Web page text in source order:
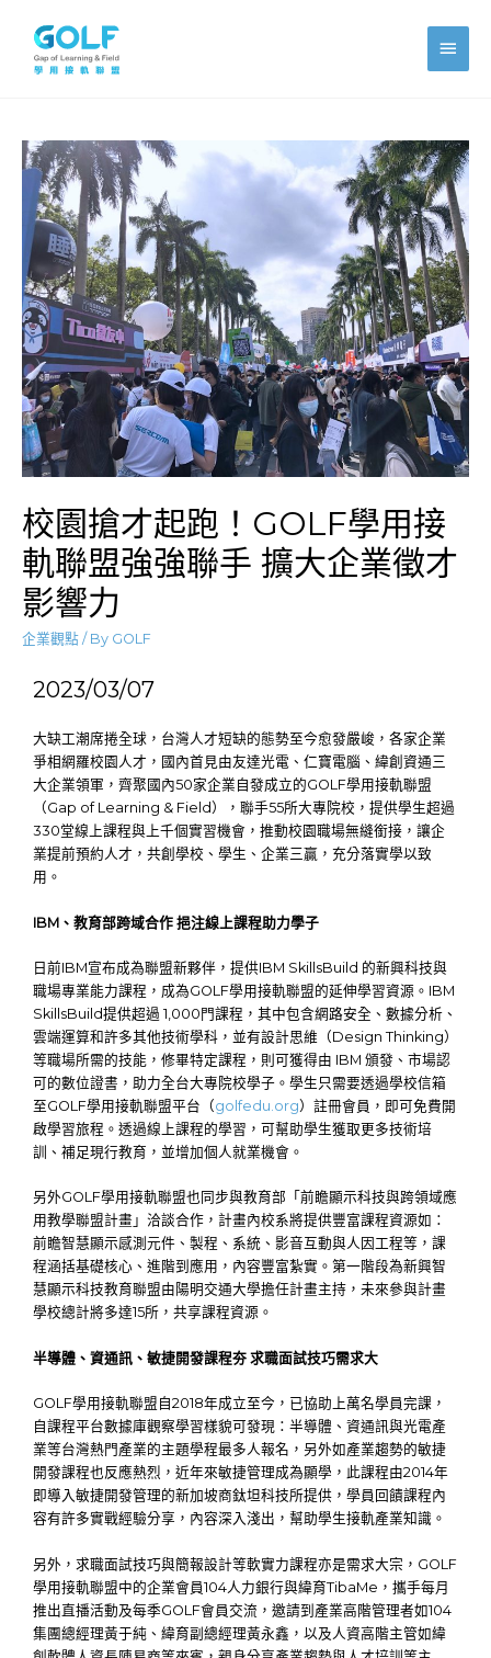
校園搶才起跑！GOLF學用接
軌聯盟強強聯手 擴大企業徵才
影響力
企業觀點/ By GOLF
2023/03/07
大缺工潮席捲全球，台灣人才短缺的態勢至今愈發嚴峻，各家企業
爭相網羅校園人才，國內首見由友達光電、仁寶電腦、緯創資通三
大企業領軍，齊聚國內50家企業自發成立的GOLF學用接軌聯盟
（Gap of Learning & Field），聯手55所大專院校，提供學生超過
330堂線上課程與上千個實習機會，推動校園職場無縫銜接，讓企
業提前預約人才，共創學校、學生、企業三贏，充分落實學以致
用。
IBM、教育部跨域合作 挹注線上課程助力學子
日前IBM宣布成為聯盟新夥伴，提供IBM SkillsBuild 的新興科技與
職場專業能力課程，成為GOLF學用接軌聯盟的延伸學習資源。IBM
SkillsBuild提供超過 1,000門課程，其中包含網路安全、數據分析、
雲端運算和許多其他技術學科，並有設計思維（Design Thinking）
等職場所需的技能，修畢特定課程，則可獲得由 IBM 頒發、市場認
可的數位證書，助力全台大專院校學子。學生只需要透過學校信箱
至GOLF學用接軌聯盟平台（golfedu.org）註冊會員，即可免費開
啟學習旅程。透過線上課程的學習，可幫助學生獲取更多技術培
訓、補足現行教育，並增加個人就業機會。
另外GOLF學用接軌聯盟也同步與教育部「前瞻顯示科技與跨領域應
用教學聯盟計畫」洽談合作，計畫內校系將提供豐富課程資源如：
前瞻智慧顯示感測元件、製程、系統、影音互動與人因工程等，課
程涵括基礎核心、進階到應用，內容豐富紮實。第一階段為新興智
慧顯示科技教育聯盟由陽明交通大學擔任計畫主持，未來參與計畫
學校總計將多達15所，共享課程資源。
半導體、資通訊、敏捷開發課程夯 求職面試技巧需求大
GOLF學用接軌聯盟自2018年成立至今，已協助上萬名學員完課，
自課程平台數據庫觀察學習樣貌可發現：半導體、資通訊與光電產
業等台灣熱門產業的主題學程最多人報名，另外如產業趨勢的敏捷
開發課程也反應熱烈，近年來敏捷管理成為顯學，此課程由2014年
即導入敏捷開發管理的新加坡商鈦坦科技所提供，學員回饋課程內
容有許多實戰經驗分享，內容深入淺出，幫助學生接軌產業知識。
另外，求職面試技巧與簡報設計等軟實力課程亦是需求大宗，GOLF
學用接軌聯盟中的企業會員104人力銀行與緯育TibaMe，攜手每月
推出直播活動及每季GOLF會員交流，邀請到產業高階管理者如104
集團總經理黃于純、緯育副總經理黃永鑫，以及人資高階主管如緯